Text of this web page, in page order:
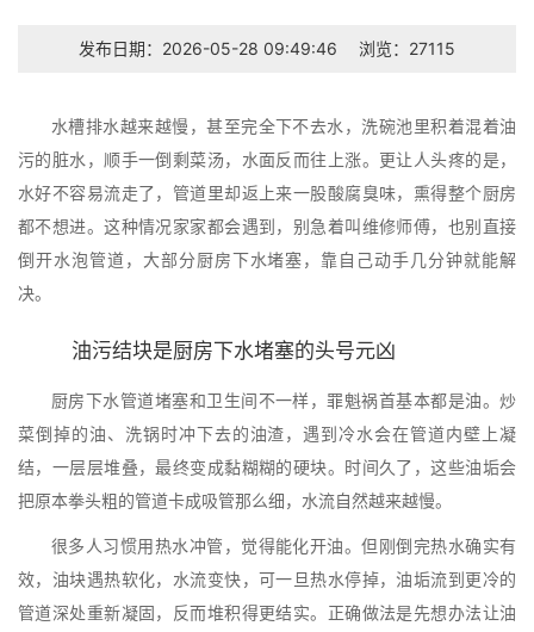
发布日期：2026-05-28 09:49:46 浏览：27115
水槽排水越来越慢，甚至完全下不去水，洗碗池里积着混着油
污的脏水，顺手一倒剩菜汤，水面反而往上涨。更让人头疼的是，
水好不容易流走了，管道里却返上来一股酸腐臭味，熏得整个厨房
都不想进。这种情况家家都会遇到，别急着叫维修师傅，也别直接
倒开水泡管道，大部分厨房下水堵塞，靠自己动手几分钟就能解
决。
油污结块是厨房下水堵塞的头号元凶
厨房下水管道堵塞和卫生间不一样，罪魁祸首基本都是油。炒
菜倒掉的油、洗锅时冲下去的油渣，遇到冷水会在管道内壁上凝
结，一层层堆叠，最终变成黏糊糊的硬块。时间久了，这些油垢会
把原本拳头粗的管道卡成吸管那么细，水流自然越来越慢。
很多人习惯用热水冲管，觉得能化开油。但刚倒完热水确实有
效，油块遇热软化，水流变快，可一旦热水停掉，油垢流到更冷的
管道深处重新凝固，反而堆积得更结实。正确做法是先想办法让油